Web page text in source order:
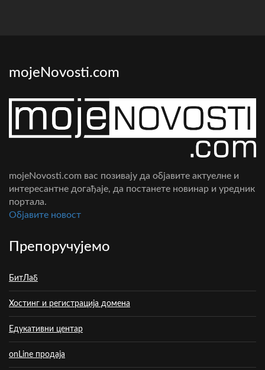
mojeNovosti.com
mojeNovosti.com вас позивају да објавите актуелне и
интересантне догађаје, да постанете новинар и уредник
портала.
Oбјавите новост
Препоручујемо
БитЛаб
Хостинг и регистрација домена
Едукативни центар
onLine продаја